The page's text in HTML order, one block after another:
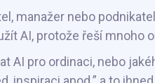
manažer nebo
AI, protože řeší
AI pro ordinaci, nebo